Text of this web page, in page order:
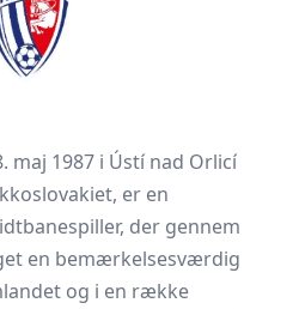
maj 1987 i Ústí nad Orlicí
er en
der gennem
en bemærkelsesværdig
og i en række